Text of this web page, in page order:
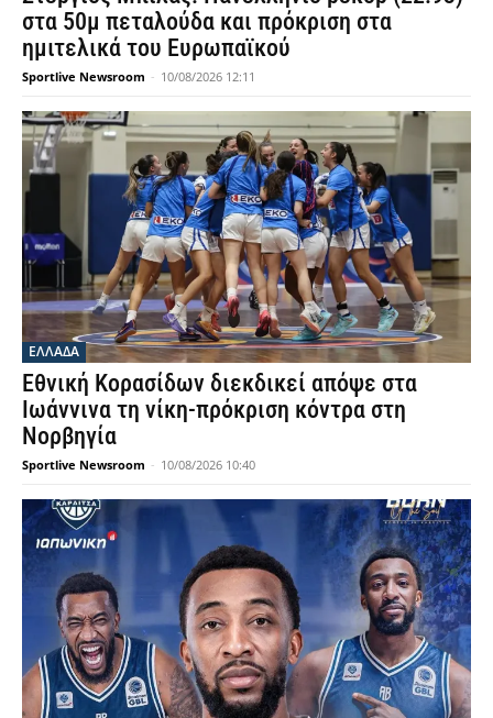
στα 50μ πεταλούδα και πρόκριση στα
ημιτελικά του Ευρωπαϊκού
Sportlive Newsroom - 10/08/2026 12:11
ΕΛΛΑΔΑ
Εθνική Κορασίδων διεκδικεί απόψε στα
Ιωάννινα τη νίκη-πρόκριση κόντρα στη
Νορβηγία
Sportlive Newsroom - 10/08/2026 10:40